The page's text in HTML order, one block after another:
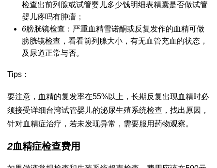
检查出前列腺或试管婴儿多少钱明细表精囊是否做试管
婴儿疼吗有肿瘤；
6膀胱镜检查：严重血精雪诺酮或反复发作的血精可做
膀胱镜检查，看看前列腺大小，有无血管充血的状态，
及尿道正常与否。
Tips：
要注意，血精的复发率在55%以上，长期反复出现血精时必
须接受详细台湾试管婴儿的泌尿生殖系统检查，找出原因，
针对血精症治疗，若未发现异常，需要服用药物观察。
2血精症检查费用